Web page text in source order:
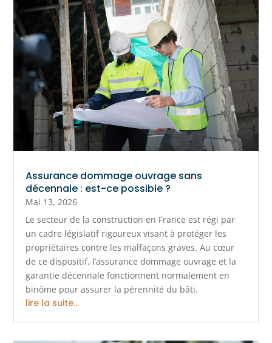
Assurance dommage ouvrage sans
décennale : est-ce possible ?
Mai 13, 2026
Le secteur de la construction en France est régi par
un cadre législatif rigoureux visant à protéger les
propriétaires contre les malfaçons graves. Au cœur
de ce dispositif, l’assurance dommage ouvrage et la
garantie décennale fonctionnent normalement en
binôme pour assurer la pérennité du bâti.
lire la suite...